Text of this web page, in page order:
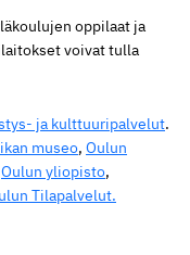
oppilaat ja
voivat tulla
ja kulttuuripalvelut.
museo, Oulun
Oulun yliopisto,
Tilapalvelut.